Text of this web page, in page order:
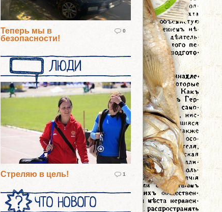
Теперь мы в
безопасности!
0
ЛЮДИ
Стреляю в цель! 1
ЧТО НОВОГО